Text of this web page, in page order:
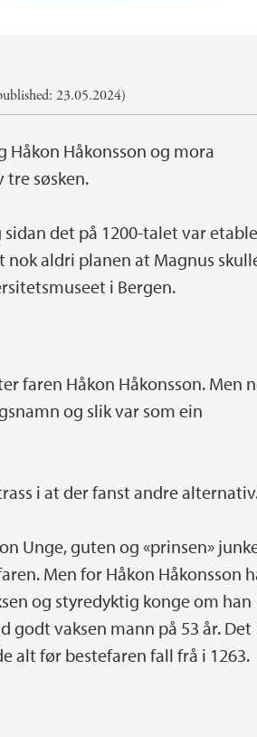
23.05.2024)
Håkon Håkonsson og mora
tre søsken.
det på 1200-talet var
aldri planen at Magnus
i Bergen.
faren Håkon Håkonsson. Men
og slik var som ein
i at der fanst andre
Unge, guten og «prinsen»
Men for Håkon Håkonsson
og styredyktig konge om han
godt vaksen mann på 53 år. Det
alt før bestefaren fall frå i 1263.